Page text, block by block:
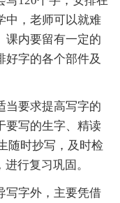
中，老师可以就难
课内要留有一定的
好字的各个部件及
要求提高写字的
要写的生字、精读
随时抄写，及时检
行复习巩固。
字外，主要凭借